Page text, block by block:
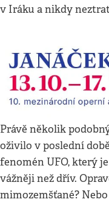
v Iráku a nikdy
Právě několik
oživilo v poslední
fenomén UFO, který
vážněji než dřív.
mimozemšťané?